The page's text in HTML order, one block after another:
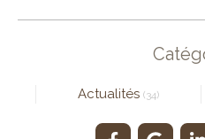
Actualités (34)